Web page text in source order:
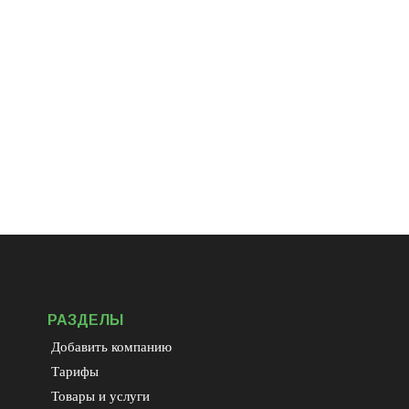
РАЗДЕЛЫ
Добавить компанию
Тарифы
Товары и услуги